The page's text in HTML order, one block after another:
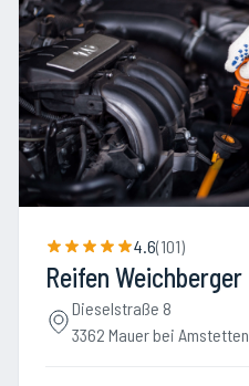
4.6(101)
Reifen Weichberger
Dieselstraße 8
3362 Mauer bei Amstetten